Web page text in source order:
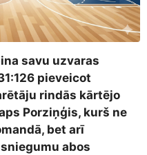
savu uzvaras
pieveicot
rindās kārtējo
Porziņģis, kurš ne
bet arī
abos